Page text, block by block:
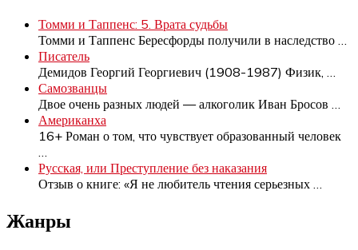
Томми и Таппенс: 5. Врата судьбы
Томми и Таппенс Бересфорды получили в наследство
Писатель
Демидов Георгий Георгиевич (1908-1987) Физик,
Самозванцы
Двое очень разных людей — алкоголик Иван Бросов
Американха
16+ Роман о том, что чувствует образованный человек
Русская, или Преступление без наказания
Отзыв о книге: «Я не любитель чтения серьезных
Жанры